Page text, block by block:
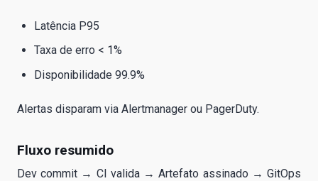
Latência P95
Taxa de erro < 1%
Disponibilidade 99.9%
Alertas disparam via Alertmanager ou PagerDuty.
Fluxo resumido
Dev commit → CI valida → Artefato assinado → GitOps